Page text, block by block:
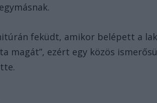
feküdt, amikor belépett a
magát”, ezért egy közös